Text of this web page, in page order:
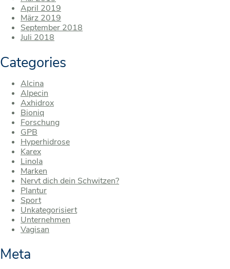
April 2019
März 2019
September 2018
Juli 2018
Categories
Alcina
Alpecin
Axhidrox
Bioniq
Forschung
GPB
Hyperhidrose
Karex
Linola
Marken
Nervt dich dein Schwitzen?
Plantur
Sport
Unkategorisiert
Unternehmen
Vagisan
Meta